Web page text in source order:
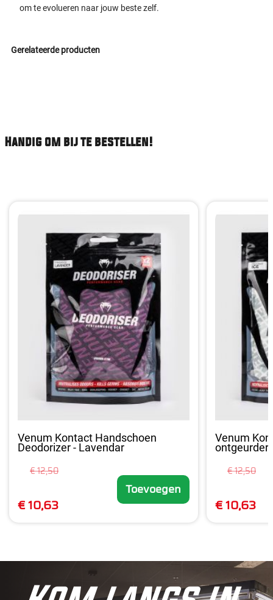
om te evolueren naar jouw beste zelf.
Gerelateerde producten
Handig om bij te bestellen!
Venum Kontact Handschoen
Deodorizer - Lavendar
€ 12,50
€ 10,63
Toevoegen
Venum
ontgeurder
€ 12,50
€ 10,63